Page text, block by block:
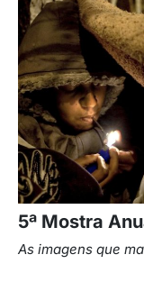
5ª Mostra
As imagens que